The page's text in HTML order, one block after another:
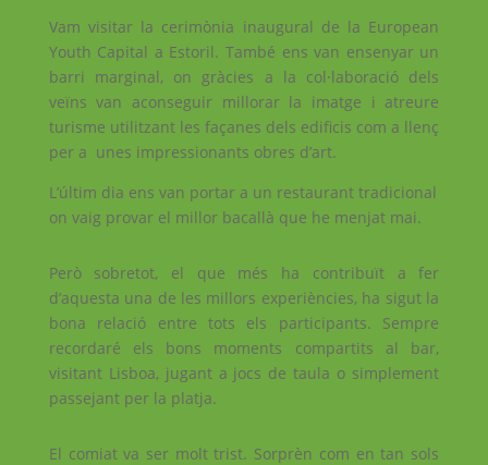
Vam visitar la cerimònia inaugural de la European
Youth Capital a Estoril. També ens van ensenyar un
barri marginal, on gràcies a la col·laboració dels
veïns van aconseguir millorar la imatge i atreure
turisme utilitzant les façanes dels edificis com a llenç
per a unes impressionants obres d’art.
L’últim dia ens van portar a un restaurant tradicional
on vaig provar el millor bacallà que he menjat mai.
Però sobretot, el que més ha contribuït a fer
d’aquesta una de les millors experiències, ha sigut la
bona relació entre tots els participants. Sempre
recordaré els bons moments compartits al bar,
visitant Lisboa, jugant a jocs de taula o simplement
passejant per la platja.
El comiat va ser molt trist. Sorprèn com en tan sols